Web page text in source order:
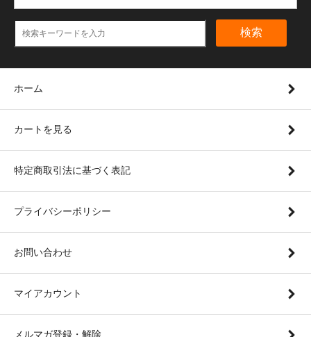
検索
ホーム
カートを見る
特定商取引法に基づく表記
プライバシーポリシー
お問い合わせ
マイアカウント
メルマガ登録・解除